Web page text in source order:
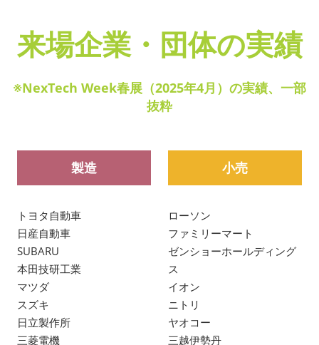
来場企業・団体の実績
※NexTech Week春展（2025年4月）の実績、一部
抜粋
製造
トヨタ自動車
日産自動車
SUBARU
本田技研工業
マツダ
スズキ
日立製作所
三菱電機
小売
ローソン
ファミリーマート
ゼンショーホールディング
ス
イオン
ニトリ
ヤオコー
三越伊勢丹